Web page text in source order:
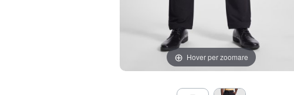
Hover per zoomare